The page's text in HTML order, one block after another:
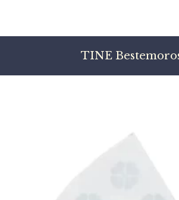
TINE